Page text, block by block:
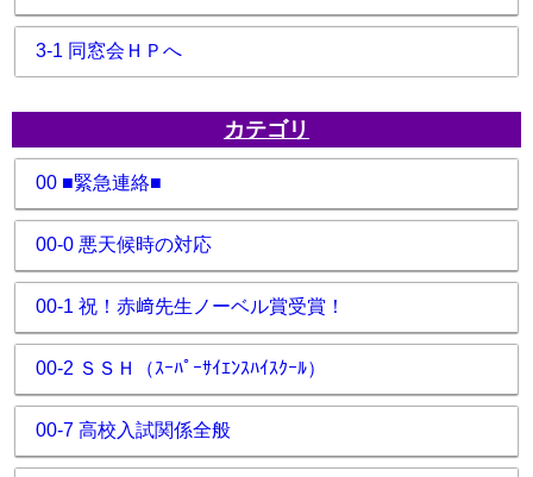
3-1 同窓会ＨＰへ
カテゴリ
00 ■緊急連絡■
00-0 悪天候時の対応
00-1 祝！赤﨑先生ノーベル賞受賞！
00-2 ＳＳＨ（ｽｰﾊﾟｰｻｲｴﾝｽﾊｲｽｸｰﾙ）
00-7 高校入試関係全般